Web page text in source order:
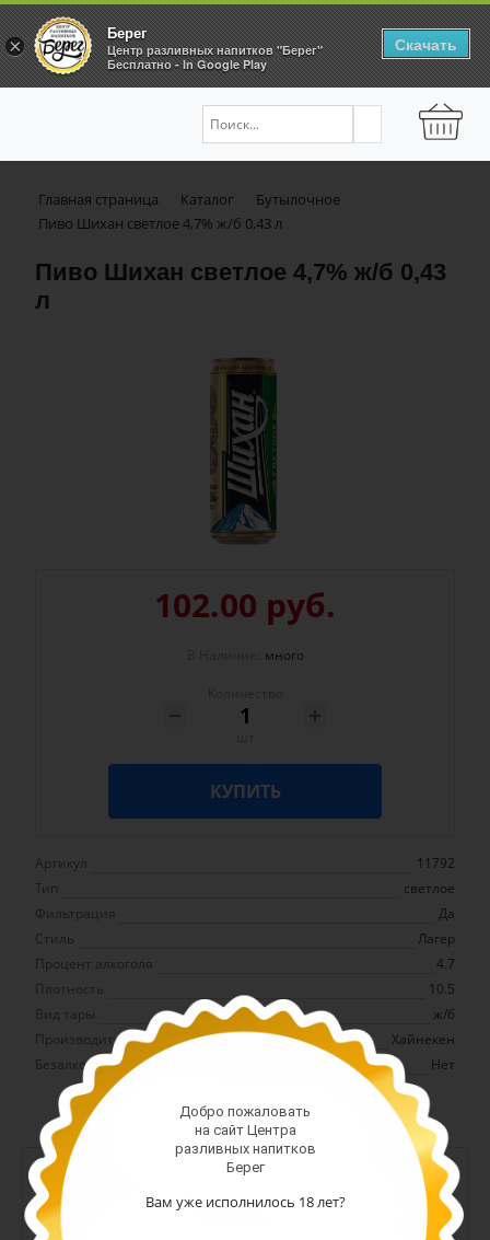
Главная страница Каталог
Бутылочное
Пиво Шихан светлое 4,7% ж/б 0,43 л
Пиво Шихан светлое 4,7% ж/б 0,43
л
102.00 руб.
много
КУПИТЬ
Артикул
11792
Тип
светлое
Фильтрация
Да
Стиль
Лагер
Процент алкоголя
4.7
Плотность
10.5
Вид тары
ж/б
Производитель
Хайнекен
Безалкогольное
Нет
Арт. 10990
Добро пожаловать
на сайт Центра
разливных напитков
Берег
Вам уже исполнилось 18 лет?
×
Берег
Центр разливных напитков "Берег"
Бесплатно - In Google Play
Скачать